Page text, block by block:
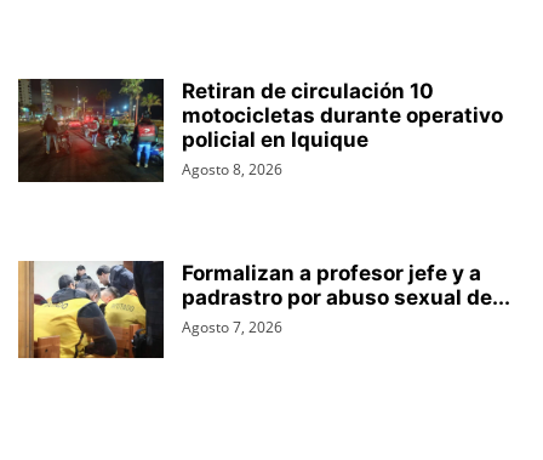
Retiran de circulación 10
motocicletas durante operativo
policial en Iquique
Agosto 8, 2026
Formalizan a profesor jefe y a
padrastro por abuso sexual de...
Agosto 7, 2026